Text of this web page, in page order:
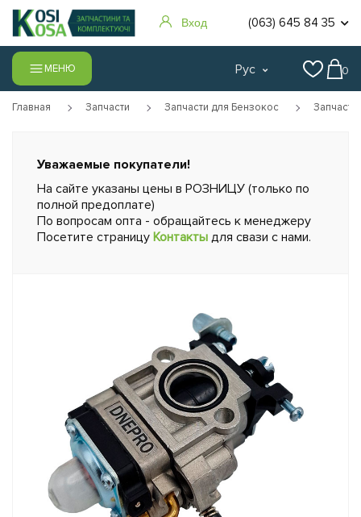
Вход (063) 645 84 35
МЕНЮ Рус 0
Главная Запчасти Запчасти для Бензокос
Уважаемые покупатели!
На сайте указаны цены в РОЗНИЦУ (только по
полной предоплате)
По вопросам опта - обращайтесь к менеджеру
Посетите страницу Контакты для свази с нами.